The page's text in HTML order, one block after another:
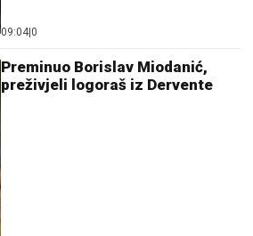
09:04|0
Preminuo Borislav Miodanić,
preživjeli logoraš iz Dervente